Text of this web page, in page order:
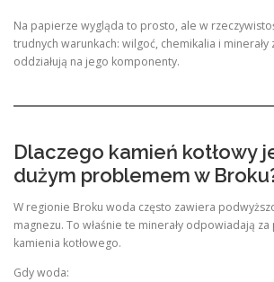
Na papierze wygląda to prosto, ale w
trudnych warunkach: wilgoć, chemikalia i minerały
oddziałują na jego komponenty.
Dlaczego kamień kotłowy
dużym problemem w
W regionie Broku woda często zawiera
magnezu. To właśnie te minerały odpowiadają
kamienia kotłowego.
Gdy woda: